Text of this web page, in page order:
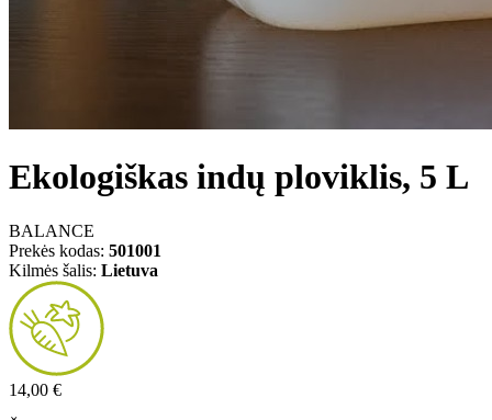
Ekologiškas indų ploviklis, 5 L
BALANCE
Prekės kodas: 501001
Kilmės šalis: Lietuva
14,00 €